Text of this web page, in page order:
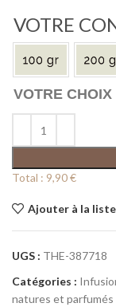
VOTRE
Total : 9,90 €
Ajouter à la
UGS : THE-387718
Catégories :
natures et parfumés